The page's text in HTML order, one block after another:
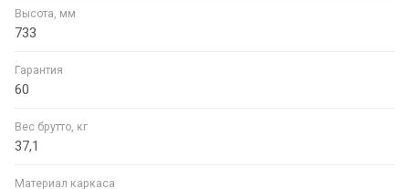
Высота, мм
733
Гарантия
60
Вес брутто, кг
37,1
Материал каркаса